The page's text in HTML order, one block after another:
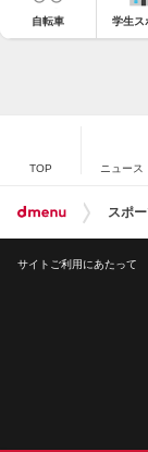
自転車 学生ス
TOP ニュース
スポ
サイトご利用にあたって